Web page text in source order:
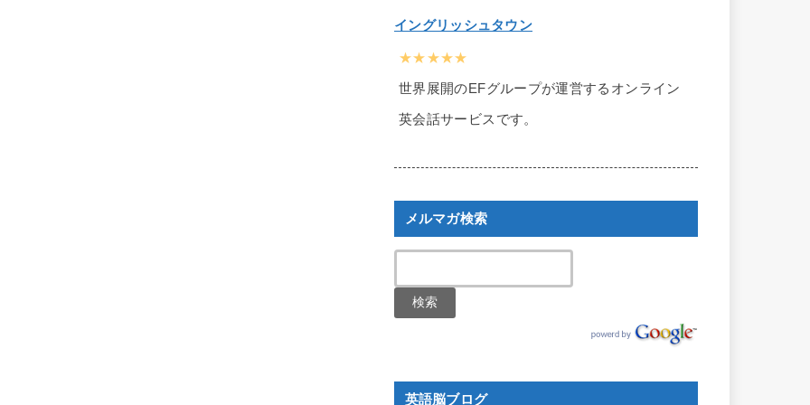
イングリッシュタウン
★★★★★
世界展開のEFグループが運営するオンライン
英会話サービスです。
メルマガ検索
英語脳ブログ